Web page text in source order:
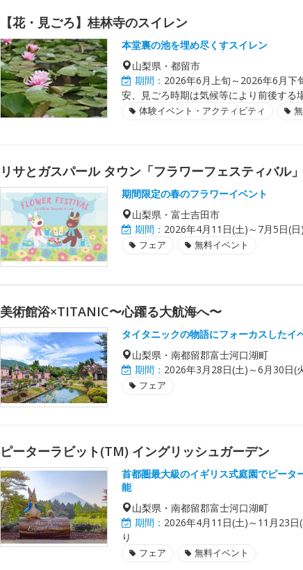
【花・見ごろ】桂林寺のスイレン
本堂裏の池を埋め尽くすスイレン
山梨県・都留市
期間： 2026年6月上旬～2026年6月
安、見ごろ時期は気候等により前後する
体験イベント・アクティビティ
リサとガスパール タウン「フラワーフェスティバル」
期間限定の春のフラワーイベント
山梨県・富士吉田市
期間： 2026年4月11日(土)～7月5日(日)
フェア 無料イベント
美術館浴×TITANIC〜心躍る大航海へ〜
タイタニックの物語にフォーカスしたイ
山梨県・南都留郡富士河口湖町
期間： 2026年3月28日(土)～6月30日(
フェア
ピーターラビット(TM) イングリッシュガーデン
首都圏最大級のイギリス式庭園でピータ
能
山梨県・南都留郡富士河口湖町
期間： 2026年4月11日(土)～11月23
り
フェア 無料イベント